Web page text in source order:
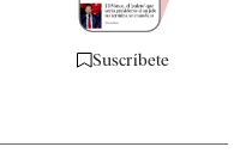
Suscríbete